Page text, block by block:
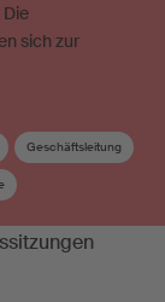
sich zur
Geschäftsleitung